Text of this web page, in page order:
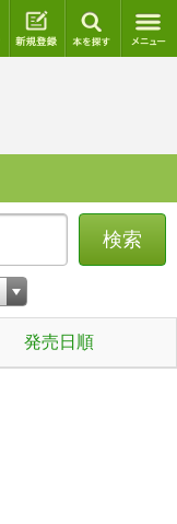
ログイン 新規登録
検索
発売日順